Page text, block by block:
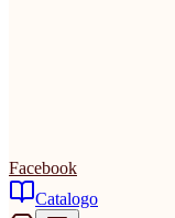
Facebook
Catalogo